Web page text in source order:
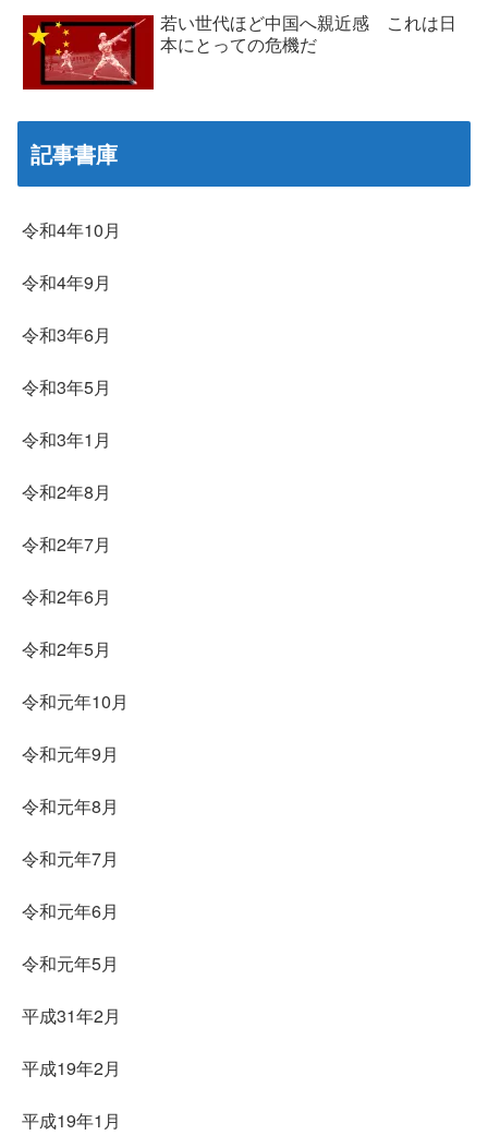
若い世代ほど中国へ親近感 これは日
本にとっての危機だ
記事書庫
令和4年10月
令和4年9月
令和3年6月
令和3年5月
令和3年1月
令和2年8月
令和2年7月
令和2年6月
令和2年5月
令和元年10月
令和元年9月
令和元年8月
令和元年7月
令和元年6月
令和元年5月
平成31年2月
平成19年2月
平成19年1月